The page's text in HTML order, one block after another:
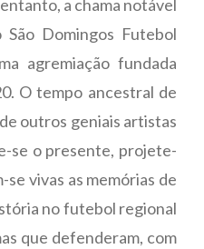
a chama notável
Domingos Futebol
agremiação fundada
O tempo ancestral de
outros geniais artistas
se o presente, projete-
vivas as memórias de
no futebol regional
que defenderam, com